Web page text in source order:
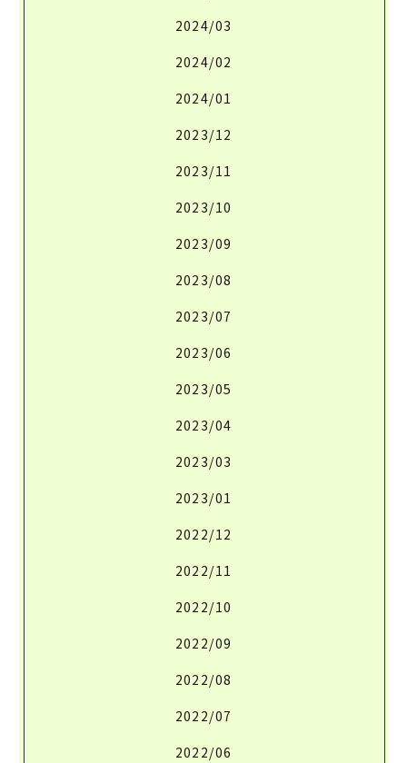
2024/03
2024/02
2024/01
2023/12
2023/11
2023/10
2023/09
2023/08
2023/07
2023/06
2023/05
2023/04
2023/03
2023/01
2022/12
2022/11
2022/10
2022/09
2022/08
2022/07
2022/06